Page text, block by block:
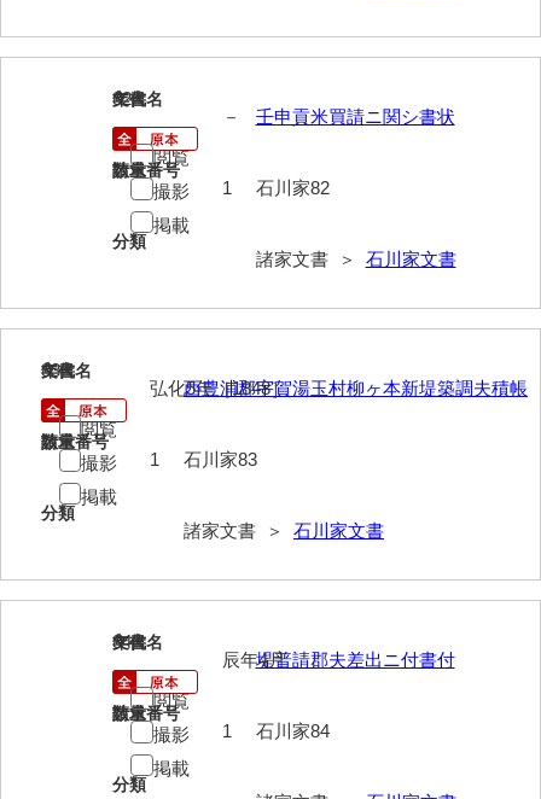
宇多田家文書
内田家文書（豊中市）
内田家文書（防府市）
内海家文書
馬屋原家文書
江浪家文書
惠本家文書
相木家文書
大田家文書
大谷家文書
82
文書名
壬申貢米買請ニ関シ書状
請求番号
石川家82
分類
諸家文書 ＞ 石川家文書
年代
－
数量
1
閲覧
撮影
掲載
83
文書名
西豊浦郡宇賀湯玉村柳ヶ本新堤築調夫積帳
請求番号
石川家83
分類
諸家文書 ＞ 石川家文書
年代
弘化5年［1848］
数量
1
閲覧
撮影
掲載
84
文書名
堤普請郡夫差出ニ付書付
請求番号
石川家84
分類
年代
辰年4月
数量
1
閲覧
撮影
掲載